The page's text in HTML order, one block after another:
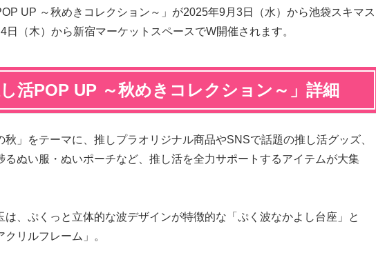
UP ～秋めきコレクション～」が2025年9月3日（水）から池袋スキマス
4日（木）から新宿マーケットスペースでW開催されます。
し活POP UP ～秋めきコレクション～」詳細
秋」をテーマに、推しプラオリジナル商品やSNSで話題の推し活グッズ、
るぬい服・ぬいポーチなど、推し活を全力サポートするアイテムが大集
は、ぷくっと立体的な波デザインが特徴的な「ぷく波なかよし台座」と
クリルフレーム」。